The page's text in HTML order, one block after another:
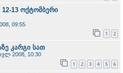
13 ოქტომბერი
09:55
1 2
კარგი სათ
2008, 10:30
1 2 3 4 5 6